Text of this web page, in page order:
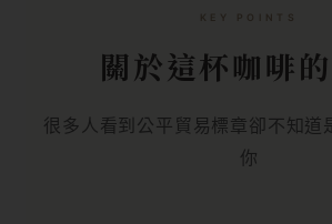
KEY POINTS
關於這杯咖啡
很多人看到公平貿易標章卻不知道
你